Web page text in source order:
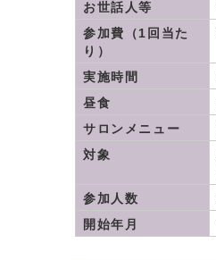
お世話人等
参加費（1回当た
り）
実施時間
昼食
サロンメニュー
対象
参加人数
開始年月